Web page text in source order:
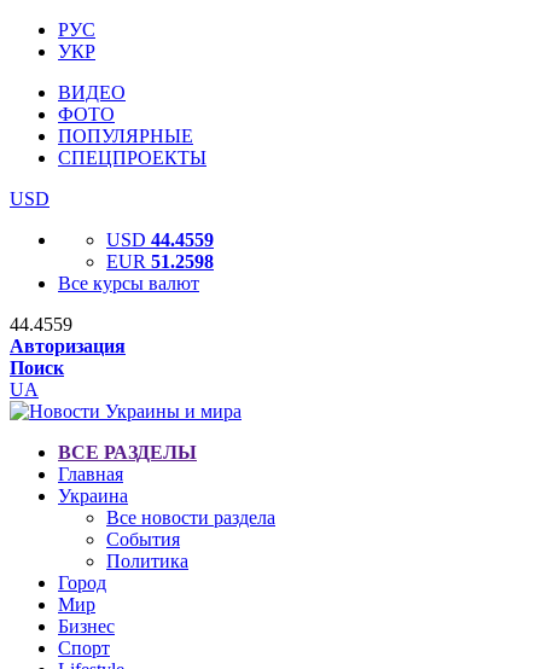
РУС
УКР
ВИДЕО
ФОТО
ПОПУЛЯРНЫЕ
СПЕЦПРОЕКТЫ
USD
USD 44.4559
EUR 51.2598
Все курсы валют
44.4559
Авторизация
Поиск
UA
ВСЕ РАЗДЕЛЫ
Главная
Украина
Все новости раздела
События
Политика
Город
Мир
Бизнес
Спорт